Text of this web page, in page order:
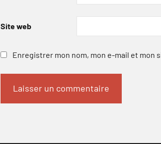
Site web
Enregistrer mon nom, mon e-mail et mon